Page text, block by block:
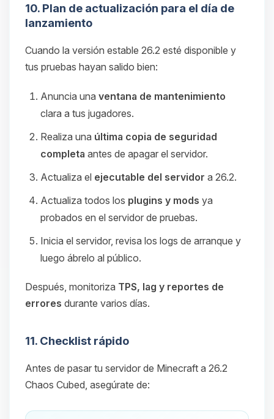
10. Plan de actualización para el día de
lanzamiento
Cuando la versión estable 26.2 esté disponible y
tus pruebas hayan salido bien:
Anuncia una ventana de mantenimiento
clara a tus jugadores.
Realiza una última copia de seguridad
completa antes de apagar el servidor.
Actualiza el ejecutable del servidor a 26.2.
Actualiza todos los plugins y mods ya
probados en el servidor de pruebas.
Inicia el servidor, revisa los logs de arranque y
luego ábrelo al público.
Después, monitoriza TPS, lag y reportes de
errores durante varios días.
11. Checklist rápido
Antes de pasar tu servidor de Minecraft a 26.2
Chaos Cubed, asegúrate de: